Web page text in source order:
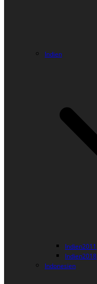
Indien
Indien2011
Indien2018
Indonesien